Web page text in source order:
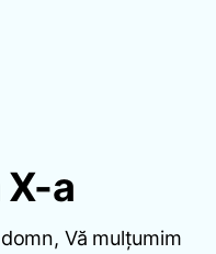
X-a
Vă mulțumim